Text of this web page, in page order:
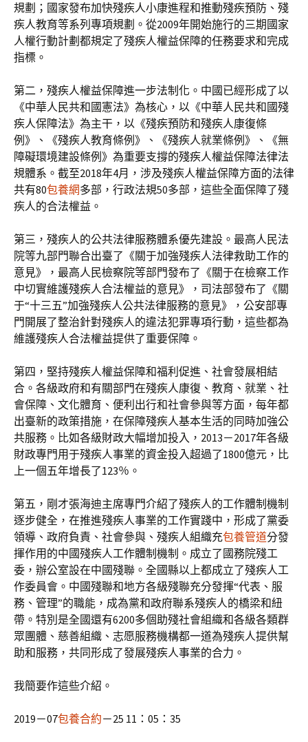
規劃；國家發布加快殘疾人小康進程和推動殘疾預防、殘
疾人教育等系列專項規劃。從2009年開始施行的三期國家
人權行動計劃都規定了殘疾人權益保障的任務要求和完成
指標。
第二，殘疾人權益保障進一步法制化。中國已經形成了以
《中華人民共和國憲法》為核心，以《中華人民共和國殘
疾人保障法》為主干，以《殘疾預防和殘疾人康復條
例》、《殘疾人教育條例》、《殘疾人就業條例》、《無
障礙環境建設條例》為重要支撐的殘疾人權益保障法律法
規體系。截至2018年4月，涉及殘疾人權益保障方面的法律
共有80包養網多部，行政法規50多部，這些全面保障了殘
疾人的合法權益。
第三，殘疾人的公共法律服務體系優先建設。最高人民法
院等九部門聯合出臺了《關于加強殘疾人法律救助工作的
意見》，最高人民檢察院等部門發布了《關于在檢察工作
中切實維護殘疾人合法權益的意見》，司法部發布了《關
于“十三五”加強殘疾人公共法律服務的意見》，公安部專
門開展了整治針對殘疾人的違法犯罪專項行動，這些都為
維護殘疾人合法權益提供了重要保障。
第四，堅持殘疾人權益保障和福利促進、社會發展相結
合。各級政府和有關部門在殘疾人康復、教育、就業、社
會保障、文化體育、便利出行和社會參與等方面，每年都
出臺新的政策措施，在保障殘疾人基本生活的同時加強公
共服務。比如各級財政大幅增加投入，2013－2017年各級
財政專門用于殘疾人事業的資金投入超過了1800億元，比
上一個五年增長了123％。
第五，剛才張海迪主席專門介紹了殘疾人的工作體制機制
逐步健全，在推進殘疾人事業的工作實踐中，形成了黨委
領導、政府負責、社會參與、殘疾人組織充包養管道分發
揮作用的中國殘疾人工作體制機制。成立了國務院殘工
委，辦公室設在中國殘聯。全國縣以上都成立了殘疾人工
作委員會。中國殘聯和地方各級殘聯充分發揮“代表、服
務、管理”的職能，成為黨和政府聯系殘疾人的橋梁和紐
帶。特別是全國還有6200多個助殘社會組織和各級各類群
眾團體、慈善組織、志愿服務機構都一道為殘疾人提供幫
助和服務，共同形成了發展殘疾人事業的合力。
我簡要作這些介紹。
2019－07包養合約－25 11：05：35